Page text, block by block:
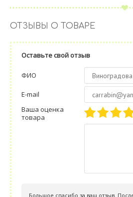
ОТЗЫВЫ О ТОВАРЕ
Оставьте свой отзыв
ФИО
E-mail
Ваша оценка
товара
Большое спасибо за ваш отзыв.